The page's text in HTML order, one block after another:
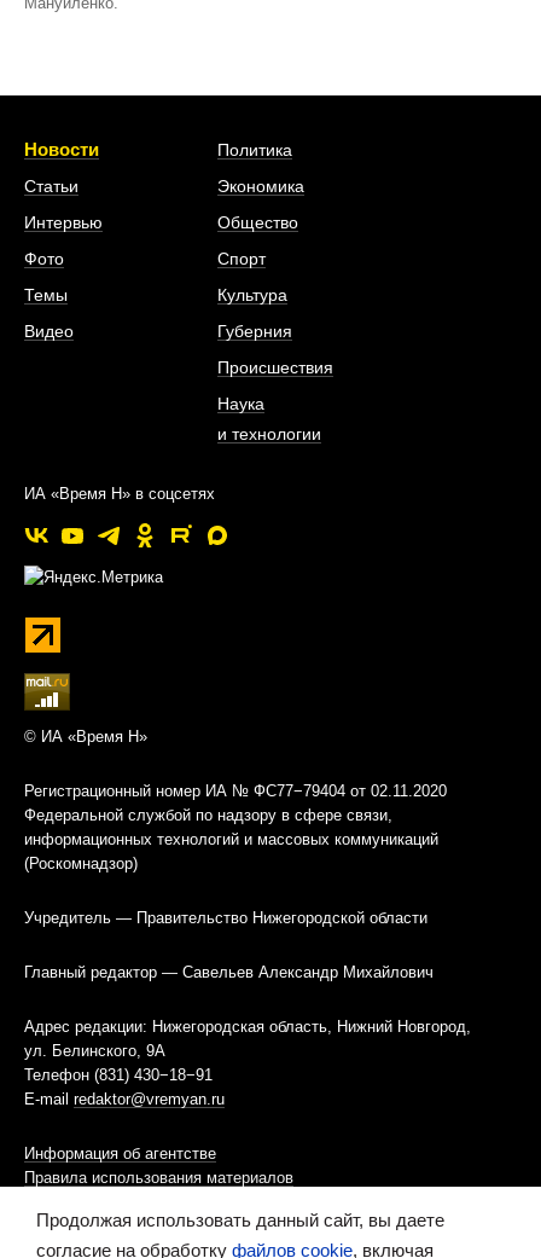
Новости
Статьи
Интервью
Фото
Темы
Видео
Политика
Экономика
Общество
Спорт
Культура
Губерния
Происшествия
Наука
и технологии
ИА «Время Н» в соцсетях
© ИА «Время Н»
Регистрационный номер ИА № ФС77−79404 от 02.11.2020
Федеральной службой по надзору в сфере связи,
информационных технологий и массовых коммуникаций
(Роскомнадзор)
Учредитель — Правительство Нижегородской области
Главный редактор — Савельев Александр Михайлович
Адрес редакции: Нижегородская область, Нижний Новгород,
ул. Белинского, 9А
Телефон (831) 430−18−91
E-mail redaktor@vremyan.ru
Информация об агентстве
Правила использования материалов
Информационная политика использования «cookies»-файлов
Продолжая использовать данный сайт, вы даете
согласие на обработку файлов cookie, включая